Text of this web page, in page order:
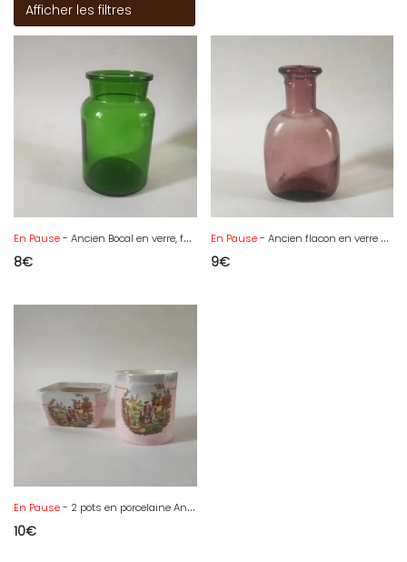
Afficher les filtres
En Pause- Ancien Bocal en verre, fabriqué en Belgique
8€
En Pause- Ancien flacon en verre soufflé de couleur violette
9€
En Pause- 2 pots en porcelaine Anglaise, Lancaster Sandland, Hanley England
10€